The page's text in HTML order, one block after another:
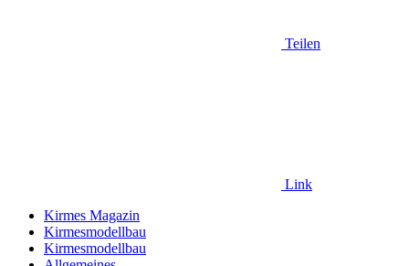
Teilen
Link
Kirmes Magazin
Kirmesmodellbau
Kirmesmodellbau